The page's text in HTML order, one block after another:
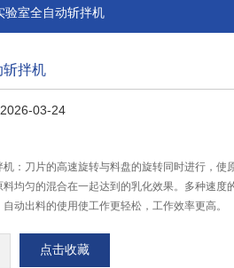
室全自动斩拌机
斩拌机
03-24
：刀片的高速旋转与料盘的旋转同时进行，使
均匀的混合在一起达到的乳化效果。多种速度
动出料的使用使工作更轻松，工作效率更高。
点击收藏